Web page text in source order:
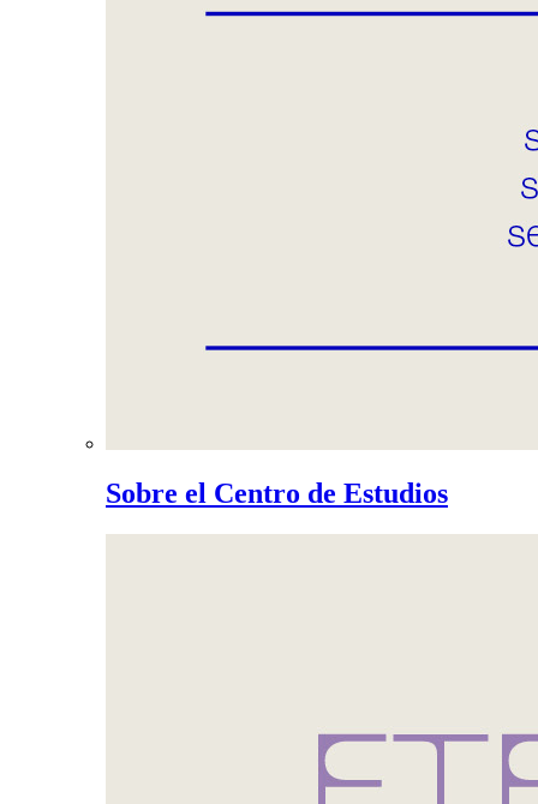
Sobre el Centro de Estudios